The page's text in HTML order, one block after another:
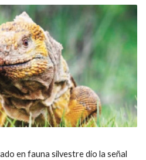
en fauna silvestre dio la señal